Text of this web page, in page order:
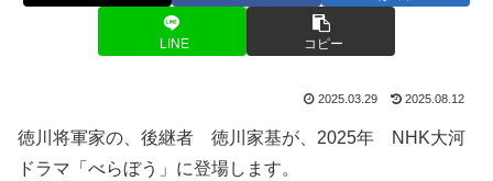
LINE コピー
2025.03.29 2025.08.12
徳川将軍家の、後継者 徳川家基が、2025年 NHK大河
ドラマ「べらぼう」に登場します。